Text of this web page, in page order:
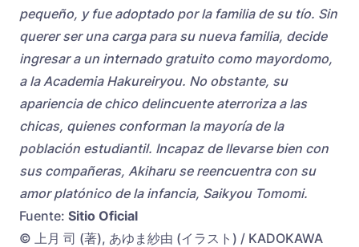
pequeño, y fue adoptado por la familia de su tío. Sin
querer ser una carga para su nueva familia, decide
ingresar a un internado gratuito como mayordomo,
a la Academia Hakureiryou. No obstante, su
apariencia de chico delincuente aterroriza a las
chicas, quienes conforman la mayoría de la
población estudiantil. Incapaz de llevarse bien con
sus compañeras, Akiharu se reencuentra con su
amor platónico de la infancia, Saikyou Tomomi.
Fuente: Sitio Oficial
© 上月 司 (著), あゆま紗由 (イラスト) / KADOKAWA